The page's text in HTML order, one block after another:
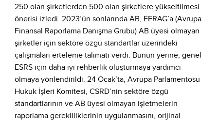
250 olan şirketlerden 500 olan şirketlere yükseltilmesi
önerisi izledi. 2023’ün sonlarında AB, EFRAG’a (Avrupa
Finansal Raporlama Danışma Grubu) AB üyesi olmayan
şirketler için sektöre özgü standartlar üzerindeki
çalışmaları erteleme talimatı verdi. Bunun yerine, genel
ESRS için daha iyi rehberlik oluşturmaya yardımcı
olmaya yönlendirildi. 24 Ocak’ta, Avrupa Parlamentosu
Hukuk İşleri Komitesi, CSRD’nin sektöre özgü
standartlarının ve AB üyesi olmayan işletmelerin
raporlama gerekliliklerinin uygulanmasını, orijinal